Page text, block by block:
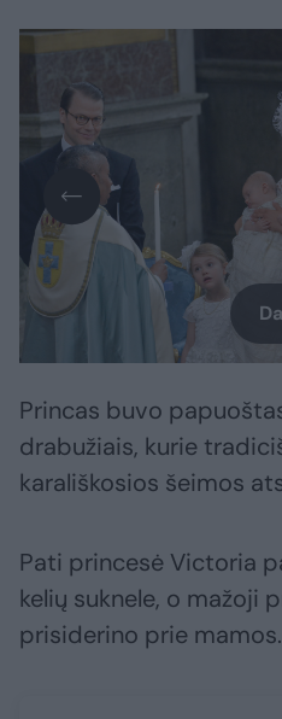
Princas buvo
drabužiais, kurie
karališkosios šeimos
Pati princesė Victoria
kelių suknele, o mažoji
prisiderino prie mamos.